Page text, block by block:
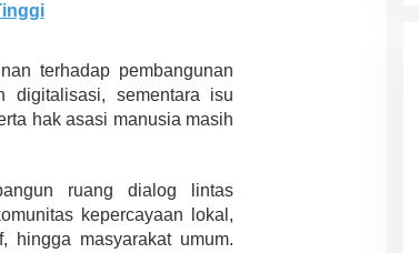
terhadap pembangunan
digitalisasi, sementara isu
hak asasi manusia masih
ruang dialog lintas
kepercayaan lokal,
hingga masyarakat umum.